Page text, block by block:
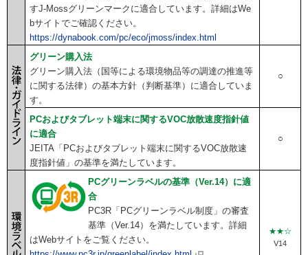
すJ-Mossグリーンマークに適合しています。詳細はWe
bサイトでご確認ください。
https://dynabook.com/pc/eco/jmoss/index.html
グリーン購入法
グリーン購入法（国等による環境物品等の調達の推進等
に関する法律）の基本方針（判断基準）に適合していま
す。
○
PCおよびタブレット端末に関するVOC放散速度指針値
に適合
JEITA「PCおよびタブレット端末に関するVOC放散速
度指針値」の基準を満たしています。
○
PCグリーンラベルの基準（Ver.14）に適
合
PC3R「PCグリーンラベル制度」の審査
基準（Ver.14）を満たしています。詳細
はWebサイトをご覧ください。
★★☆
V14